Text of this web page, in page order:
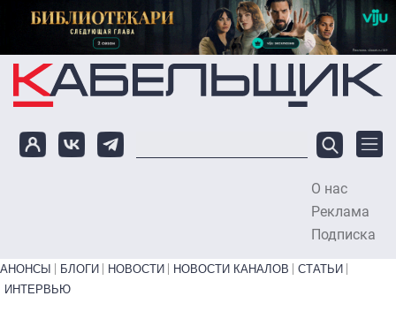
Перейти к основному содержанию
О нас
Реклама
Подписка
Primary links bottom
АНОНСЫ БЛОГИ НОВОСТИ НОВОСТИ КАНАЛОВ
СТАТЬИ
ИНТЕРВЬЮ